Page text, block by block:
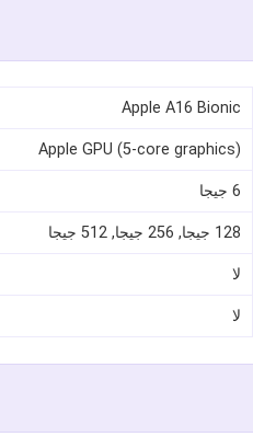
Apple A16 Bionic
Apple GPU (5-core graphics)
6 جيجا
128 جيجا, 256 جيجا, 512 جيجا
لا
لا